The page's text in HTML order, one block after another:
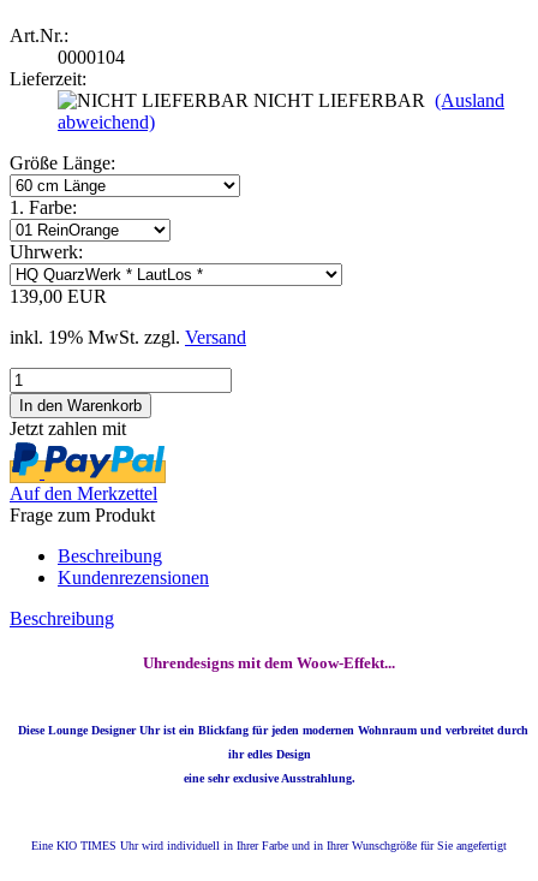
Art.Nr.:
0000104
Lieferzeit:
NICHT LIEFERBAR (Ausland
abweichend)
Größe Länge:
1. Farbe:
Uhrwerk:
139,00 EUR
inkl. 19% MwSt. zzgl. Versand
Jetzt zahlen mit
Auf den Merkzettel
Frage zum Produkt
Beschreibung
Kundenrezensionen
Beschreibung
Uhrendesigns mit dem Woow-Effekt...
Diese Lounge Designer Uhr ist ein Blickfang für jeden modernen Wohnraum und verbreitet durch
ihr edles Design
eine sehr exclusive Ausstrahlung.
Eine KIO TIMES Uhr wird individuell in Ihrer Farbe und in Ihrer Wunschgröße für Sie angefertigt